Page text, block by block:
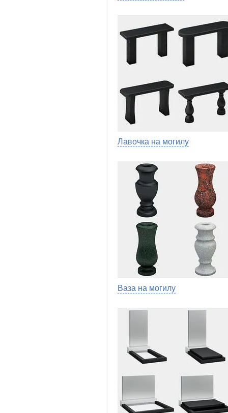
Лавочка на могилу
Ваза на могилу